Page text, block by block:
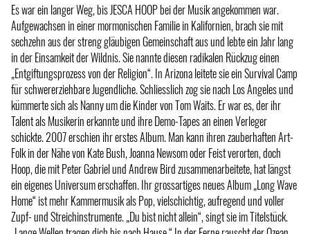
Es war ein langer Weg, bis JESCA HOOP bei der Musik angekommen war.
Aufgewachsen in einer mormonischen Familie in Kalifornien, brach sie mit
sechzehn aus der streng gläubigen Gemeinschaft aus und lebte ein Jahr lang
in der Einsamkeit der Wildnis. Sie nannte diesen radikalen Rückzug einen
„Entgiftungsprozess von der Religion“. In Arizona leitete sie ein Survival Camp
für schwererziehbare Jugendliche. Schliesslich zog sie nach Los Angeles und
kümmerte sich als Nanny um die Kinder von Tom Waits. Er war es, der ihr
Talent als Musikerin erkannte und ihre Demo-Tapes an einen Verleger
schickte. 2007 erschien ihr erstes Album. Man kann ihren zauberhaften Art-
Folk in der Nähe von Kate Bush, Joanna Newsom oder Feist verorten, doch
Hoop, die mit Peter Gabriel und Andrew Bird zusammenarbeitete, hat längst
ein eigenes Universum erschaffen. Ihr grossartiges neues Album „Long Wave
Home“ ist mehr Kammermusik als Pop, vielschichtig, aufregend und voller
Zupf- und Streichinstrumente. „Du bist nicht allein“, singt sie im Titelstück.